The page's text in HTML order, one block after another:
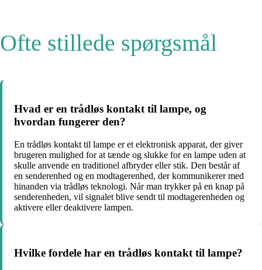
Ofte stillede spørgsmål
Hvad er en trådløs kontakt til lampe, og
hvordan fungerer den?
En trådløs kontakt til lampe er et elektronisk apparat, der giver
brugeren mulighed for at tænde og slukke for en lampe uden at
skulle anvende en traditionel afbryder eller stik. Den består af
en senderenhed og en modtagerenhed, der kommunikerer med
hinanden via trådløs teknologi. Når man trykker på en knap på
senderenheden, vil signalet blive sendt til modtagerenheden og
aktivere eller deaktivere lampen.
Hvilke fordele har en trådløs kontakt til lampe?